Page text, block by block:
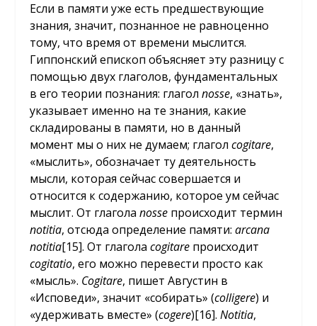
Если в памяти уже есть предшествующие
знания, значит, познанное не равноценно
тому, что время от времени мыслится.
Гиппонский епископ объясняет эту разницу с
помощью двух глаголов, фундаментальных
в его теории познания: глаголnosse, «знать»,
указывает именно на те знания, какие
складированы в памяти, но в данный
момент мы о них не думаем; глаголcogitare,
«мыслить», обозначает ту деятельность
мысли, которая сейчас совершается и
относится к содержанию, которое ум сейчас
мыслит. От глаголаnosse происходит термин
notitia, отсюда определение памяти:arcana
notitia[15]. От глаголаcogitare происходит
cogitatio, его можно перевести просто как
«мысль». Cogitare, пишет Августин в
«Исповеди», значит «собирать» (colligere) и
«удерживать вместе» (cogere)[16].Notitia,